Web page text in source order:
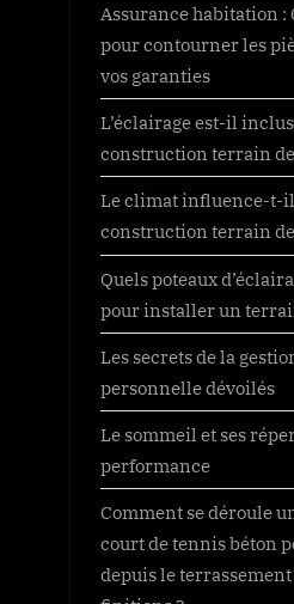
Assurance habitation :
pour contourner les
vos garanties
L’éclairage est-il
construction terrain
Le climat influence-t-
construction terrain
Quels poteaux
pour installer un
Les secrets de la
personnelle dévoilés
Le sommeil et ses
performance
Comment se déroule
court de tennis béton
depuis le terrassement